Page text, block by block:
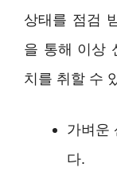
상태를 점검
을 통해 이상
치를 취할 수
가벼운
다.